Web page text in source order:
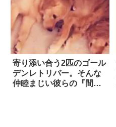
寄り添い合う2匹のゴール
デンレトリバー。そんな
仲睦まじい彼らの『間』